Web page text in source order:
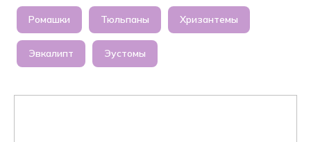
Ромашки Тюльпаны Хризантемы
Эвкалипт Эустомы